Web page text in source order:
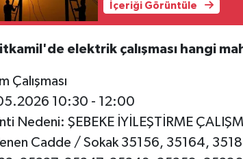
İçeriği Görüntüle
elektrik çalışması hangi
Çalışması
10:30 - 12:00
Nedeni: ŞEBEKE İYİLEŞTİRME
Cadde / Sokak 35156, 35164,